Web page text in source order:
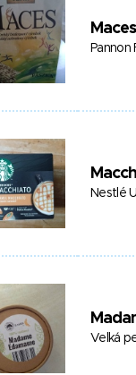
Maces
Pannon
Nestlé
Velká